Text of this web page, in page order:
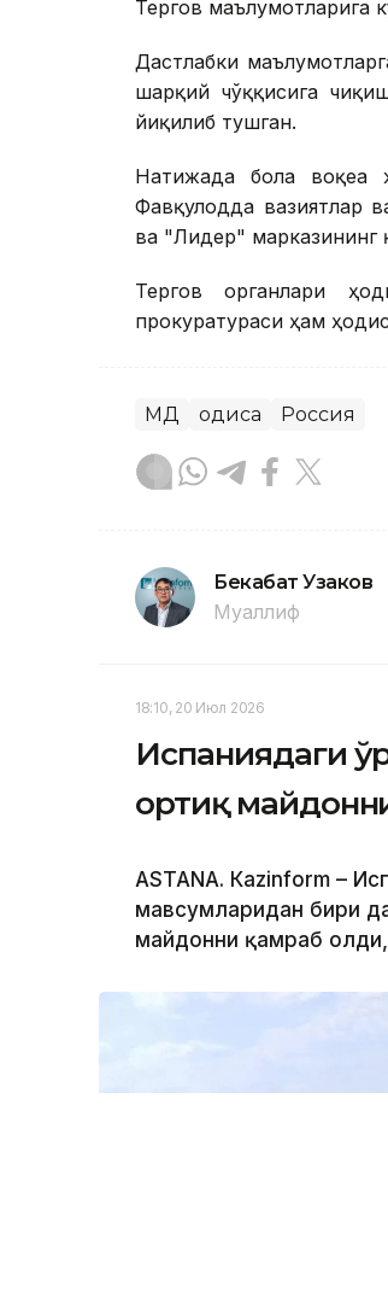
Тергов маълумотларига
Дастлабки
шарқий чўққисига
йиқилиб тушган.
Натижада бола воқеа
Фавқулодда вазиятлар
ва "Лидер" марказининг
Тергов органлари
прокуратураси ҳам
МДҲ Ҳодиса Россия
Бекабат Узаков
Муаллиф
18:10, 20 Июл 2026
Испаниядаги
ортиқ
ASTANА. Кazinform –
мавсумларидан бири
майдонни қамраб